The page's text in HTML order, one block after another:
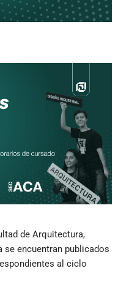
de Arquitectura,
se encuentran publicados
al ciclo